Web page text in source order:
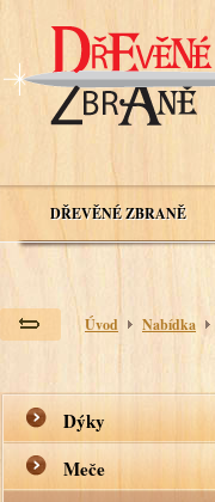
DŘEVĚNÉ ZBRANĚ
Úvod Nabídka
Dýky
Meče